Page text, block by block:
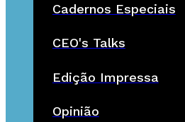
Cadernos Especiais
CEO's Talks
Edição Impressa
Opinião